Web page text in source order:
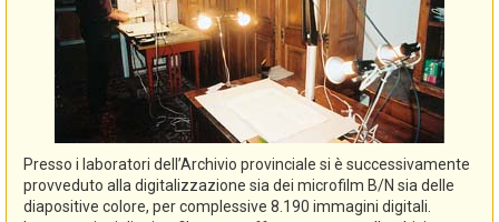
Presso i laboratori dell’Archivio provinciale si è successivamente
provveduto alla digitalizzazione sia dei microfilm B/N sia delle
diapositive colore, per complessive 8.190 immagini digitali.